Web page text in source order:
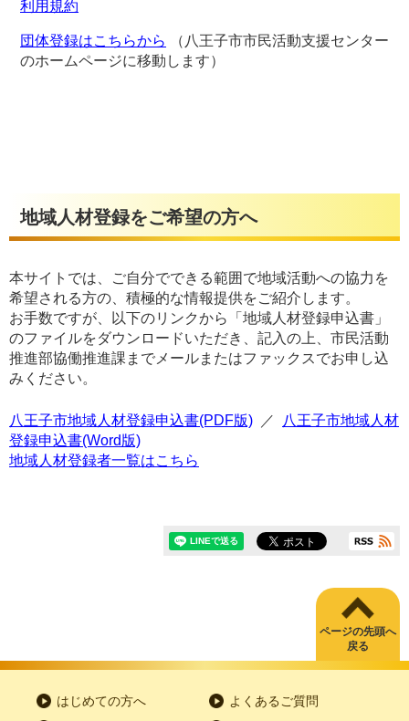
利用規約
団体登録はこちらから
（八王子市市民活動支援センター
のホームページに移動します）
地域人材登録をご希望の方へ
本サイトでは、ご自分でできる範囲で地域活動への協力を
希望される方の、積極的な情報提供をご紹介します。
お手数ですが、以下のリンクから「地域人材登録申込書」
のファイルをダウンロードいただき、記入の上、市民活動
推進部協働推進課までメールまたはファックスでお申し込
みください。
八王子市地域人材登録申込書(PDF版) ／
八王子市地域人材
登録申込書(Word版)
地域人材登録者一覧はこちら
ページの先頭へ
戻る
はじめての方へ
よくあるご質問